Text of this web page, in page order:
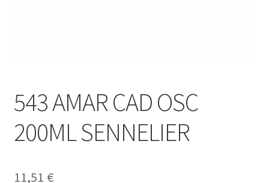
543 AMAR CAD OSC
200ML SENNELIER
11,51 €